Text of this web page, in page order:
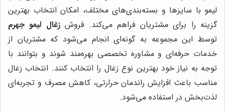
لیمو با سایزها و بسته‌بندی‌های مختلف، امکان انتخاب بهترین
گزینه را برای مشتریان فراهم می‌کند. فروشزغال لیمو جهرم
توسط این مجموعه به گونه‌ای انجام می‌شود که مشتریان از
خدمات حرفه‌ای و مشاوره تخصصی بهره‌مند شوند و بتوانند با
توجه به نیاز خود بهترین نوع زغال را انتخاب کنند. انتخاب زغال
مناسب باعث افزایش راندمان حرارتی، کاهش مصرف و تجربه‌ای
لذت‌بخش در استفاده می‌شود.